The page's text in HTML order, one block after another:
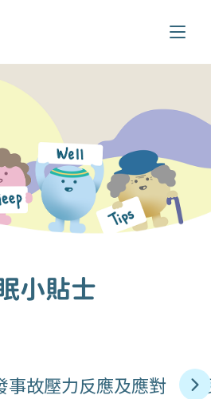
小貼士
事故壓力反應及應對